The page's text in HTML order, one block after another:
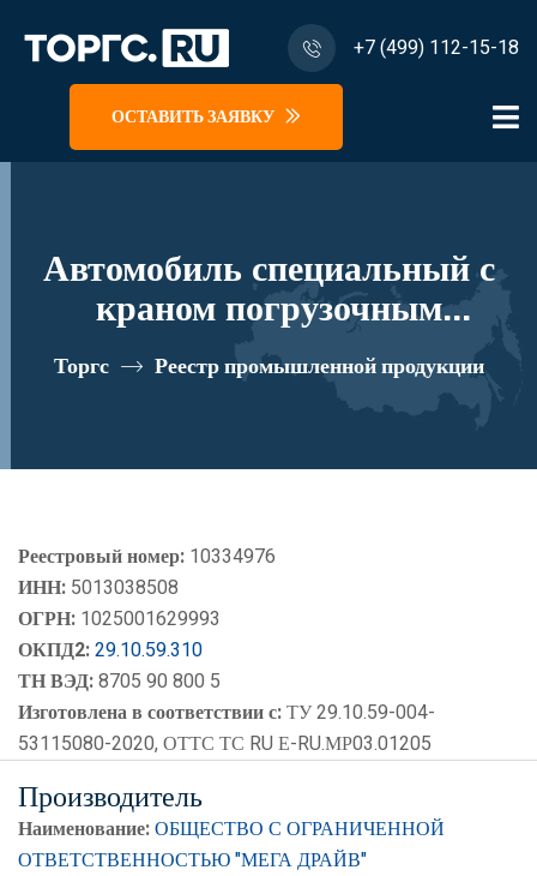
+7 (499) 112-15-18
ОСТАВИТЬ ЗАЯВКУ
Автомобиль специальный с
краном погрузочным
гидравлическим типа КМА на
базе КАМАЗ 65115 и его
реестровый номер 10334976
Торгс Реестр промышленной продукции
Реестровый номер: 10334976
ИНН: 5013038508
ОГРН: 1025001629993
ОКПД2:29.10.59.310
ТН ВЭД:8705 90 800 5
Изготовлена в соответствии с:ТУ 29.10.59-004-
53115080-2020, ОТТС ТС RU Е-RU.МР03.01205
Производитель
Наименование:ОБЩЕСТВО С ОГРАНИЧЕННОЙ
ОТВЕТСТВЕННОСТЬЮ "МЕГА ДРАЙВ"